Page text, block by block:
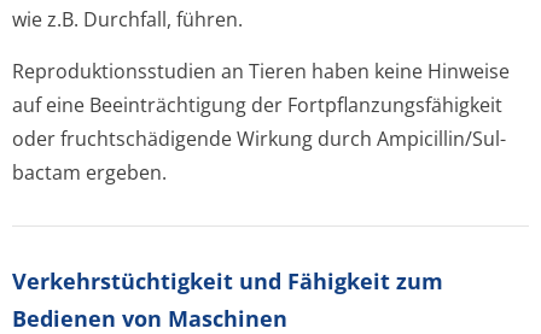
wie z.B. Durchfall, führen.
Reproduktionsstu­dien an Tieren haben keine Hinweise
auf eine Beeinträchtigung der Fortpflanzungsfähig­keit
oder fruchtschädigende Wirkung durch Ampicillin/Sul­
bactam ergeben.
Verkehrstüchtig­keit und Fähigkeit zum
Bedienen von Maschinen